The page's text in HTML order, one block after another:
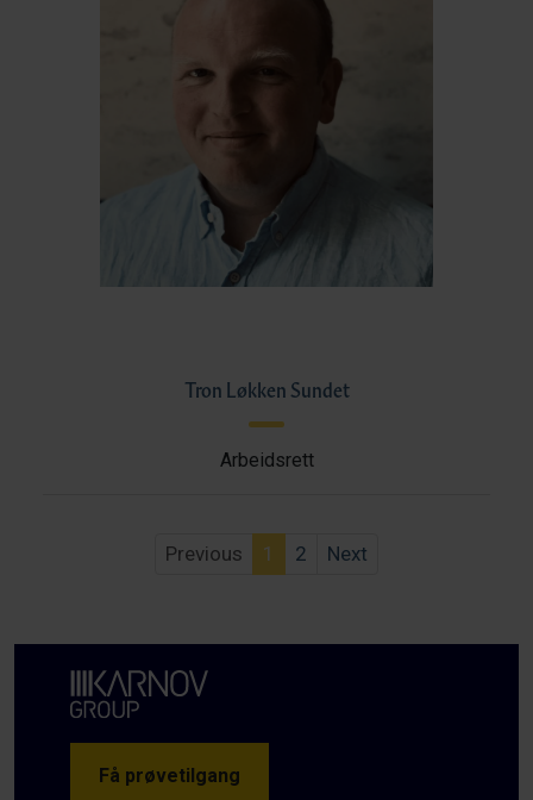
Tron Løkken Sundet
Arbeidsrett
Previous 1 2 Next
Få prøvetilgang